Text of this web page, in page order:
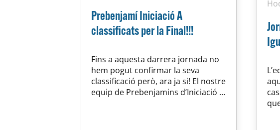
Prebenjamí Iniciació A
classificats per la Final!!!
Fins a aquesta darrera jornada no
hem pogut confirmar la seva
classificació però, ara ja si! El nostre
equip de Prebenjamins d’Iniciació A,